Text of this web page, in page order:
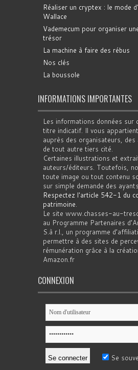
Réaliser un cryptex : le mode
Wallace
Vademecum pour organiser
trésor
La machine à faire des rébus
Nos clés
La boussole
INFORMATIONS IMPORTANTES
Les informations données sur
titre indicatif. Il vous
auprès des organisateurs, des
de tout autre tiers cité.
Certaines illustrations et
auteurs/éditeurs. Toutefois,
toute image ou tout contenu
sur simple demande des
Respectez l'article 542-1 du
patrimoine.
Le site www.chasses-au-
au Programme Partenaires
S.à r.l., un programme
permettre à des sites de
rémunération grâce à la
Amazon.fr
CONNEXION
Se